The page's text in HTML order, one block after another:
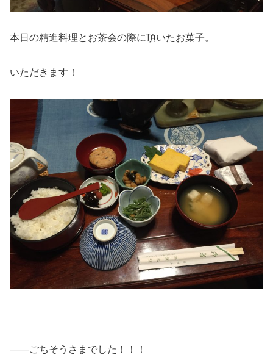
本日の精進料理とお茶会の際に頂いたお菓子。
いただきます！
――ごちそうさまでした！！！